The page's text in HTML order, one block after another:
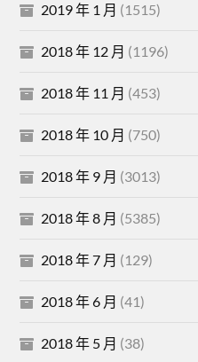
2019 年 1 月 (1515)
2018 年 12 月 (1196)
2018 年 11 月 (453)
2018 年 10 月 (750)
2018 年 9 月 (3013)
2018 年 8 月 (5385)
2018 年 7 月 (129)
2018 年 6 月 (41)
2018 年 5 月 (38)